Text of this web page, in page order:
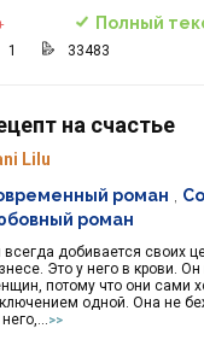
Полный
1 33483
на счастье
Lilu
добивается своих
Это у него в крови.
потому что они сами
одной. Она не
>>
роман
роман